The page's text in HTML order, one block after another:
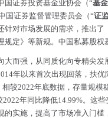
国证券投资基金业协会（“基
国证券监督管理委员会（“证
对市场发展的需求，推出
定》等新规。中国私募股
而强，从同质化向专精尖
年以来首次出现回落，扶
较2022年底数据，存量规
年同比降低14.99%。这
实施，提高了市场准入门